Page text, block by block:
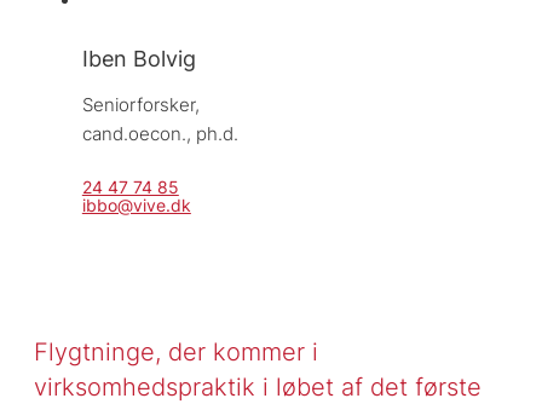
Iben Bolvig
Seniorforsker,
cand.oecon., ph.d.
24 47 74 85
ibbo@vive.dk
Flygtninge, der kommer i
virksomhedspraktik i løbet af det første